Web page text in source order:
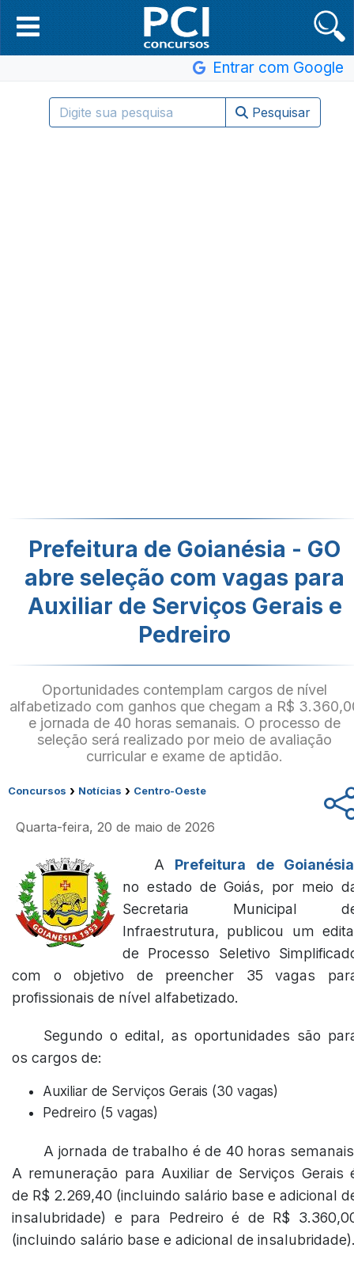
Entrar com Google
Pesquisar
Prefeitura de Goianésia - GO
abre seleção com vagas para
Auxiliar de Serviços Gerais e
Pedreiro
Oportunidades contemplam cargos de nível
alfabetizado com ganhos que chegam a R$
e jornada de 40 horas semanais. O processo de
seleção será realizado por meio de avaliação
curricular e exame de aptidão.
Concursos › Notícias › Centro-Oeste
Quarta-feira, 20 de maio de 2026
A Prefeitura de Goianésia
no estado de Goiás, por meio
Secretaria Municipal
Infraestrutura, publicou um
de Processo Seletivo
com o objetivo de preencher 35 vagas
profissionais de nível alfabetizado.
Segundo o edital, as oportunidades são
os cargos de:
Auxiliar de Serviços Gerais (30 vagas)
Pedreiro (5 vagas)
A jornada de trabalho é de 40 horas
A remuneração para Auxiliar de Serviços Gerais
de R$ 2.269,40 (incluindo salário base e adicional
insalubridade) e para Pedreiro é de R$
(incluindo salário base e adicional de